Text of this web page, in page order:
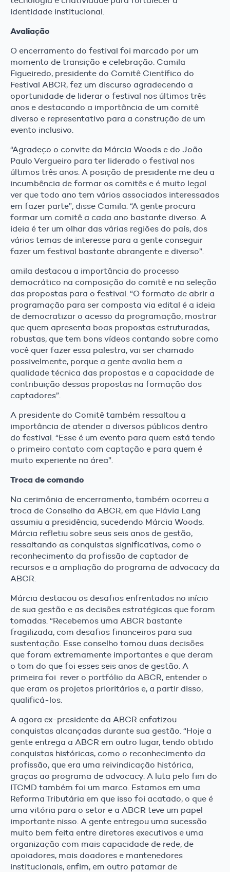
identidade institucional.
Avaliação
O encerramento do festival foi marcado por um
momento de transição e celebração. Camila
Figueiredo, presidente do Comitê Científico do
Festival ABCR, fez um discurso agradecendo a
oportunidade de liderar o festival nos últimos três
anos e destacando a importância de um comitê
diverso e representativo para a construção de um
evento inclusivo.
“Agradeço o convite da Márcia Woods e do João
Paulo Vergueiro para ter liderado o festival nos
últimos três anos. A posição de presidente me deu a
incumbência de formar os comitês e é muito legal
ver que todo ano tem vários associados interessados
em fazer parte”, disse Camila. “A gente procura
formar um comitê a cada ano bastante diverso. A
ideia é ter um olhar das várias regiões do país, dos
vários temas de interesse para a gente conseguir
fazer um festival bastante abrangente e diverso”.
amila destacou a importância do processo
democrático na composição do comitê e na seleção
das propostas para o festival. “O formato de abrir a
programação para ser composta via edital é a ideia
de democratizar o acesso da programação, mostrar
que quem apresenta boas propostas estruturadas,
robustas, que tem bons vídeos contando sobre como
você quer fazer essa palestra, vai ser chamado
possivelmente, porque a gente avalia bem a
qualidade técnica das propostas e a capacidade de
contribuição dessas propostas na formação dos
captadores”.
A presidente do Comitê também ressaltou a
importância de atender a diversos públicos dentro
do festival. “Esse é um evento para quem está tendo
o primeiro contato com captação e para quem é
muito experiente na área”.
Troca de comando
Na cerimônia de encerramento, também ocorreu a
troca de Conselho da ABCR, em que Flávia Lang
assumiu a presidência, sucedendo Márcia Woods.
Márcia refletiu sobre seus seis anos de gestão,
ressaltando as conquistas significativas, como o
reconhecimento da profissão de captador de
recursos e a ampliação do programa de advocacy da
ABCR.
Márcia destacou os desafios enfrentados no início
de sua gestão e as decisões estratégicas que foram
tomadas. “Recebemos uma ABCR bastante
fragilizada, com desafios financeiros para sua
sustentação. Esse conselho tomou duas decisões
que foram extremamente importantes e que deram
o tom do que foi esses seis anos de gestão. A
primeira foi rever o portfólio da ABCR, entender o
que eram os projetos prioritários e, a partir disso,
qualificá-los.
A agora ex-presidente da ABCR enfatizou
conquistas alcançadas durante sua gestão. “Hoje a
gente entrega a ABCR em outro lugar, tendo obtido
conquistas históricas, como o reconhecimento da
profissão, que era uma reivindicação histórica,
graças ao programa de advocacy. A luta pelo fim do
ITCMD também foi um marco. Estamos em uma
Reforma Tributária em que isso foi acatado, o que é
uma vitória para o setor e a ABCR teve um papel
importante nisso. A gente entregou uma sucessão
muito bem feita entre diretores executivos e uma
organização com mais capacidade de rede, de
apoiadores, mais doadores e mantenedores
institucionais, enfim, em outro patamar de